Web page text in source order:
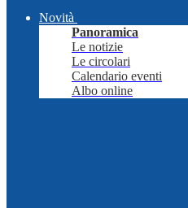
Novità
Panoramica
Le notizie
Le circolari
Calendario eventi
Albo online